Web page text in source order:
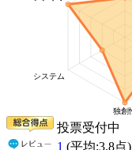
投票受付中
1 (平均:3.8点)